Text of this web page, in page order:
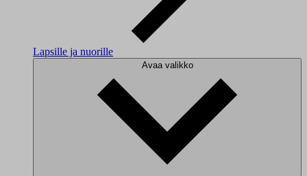
Lapsille ja nuorille
Avaa valikko